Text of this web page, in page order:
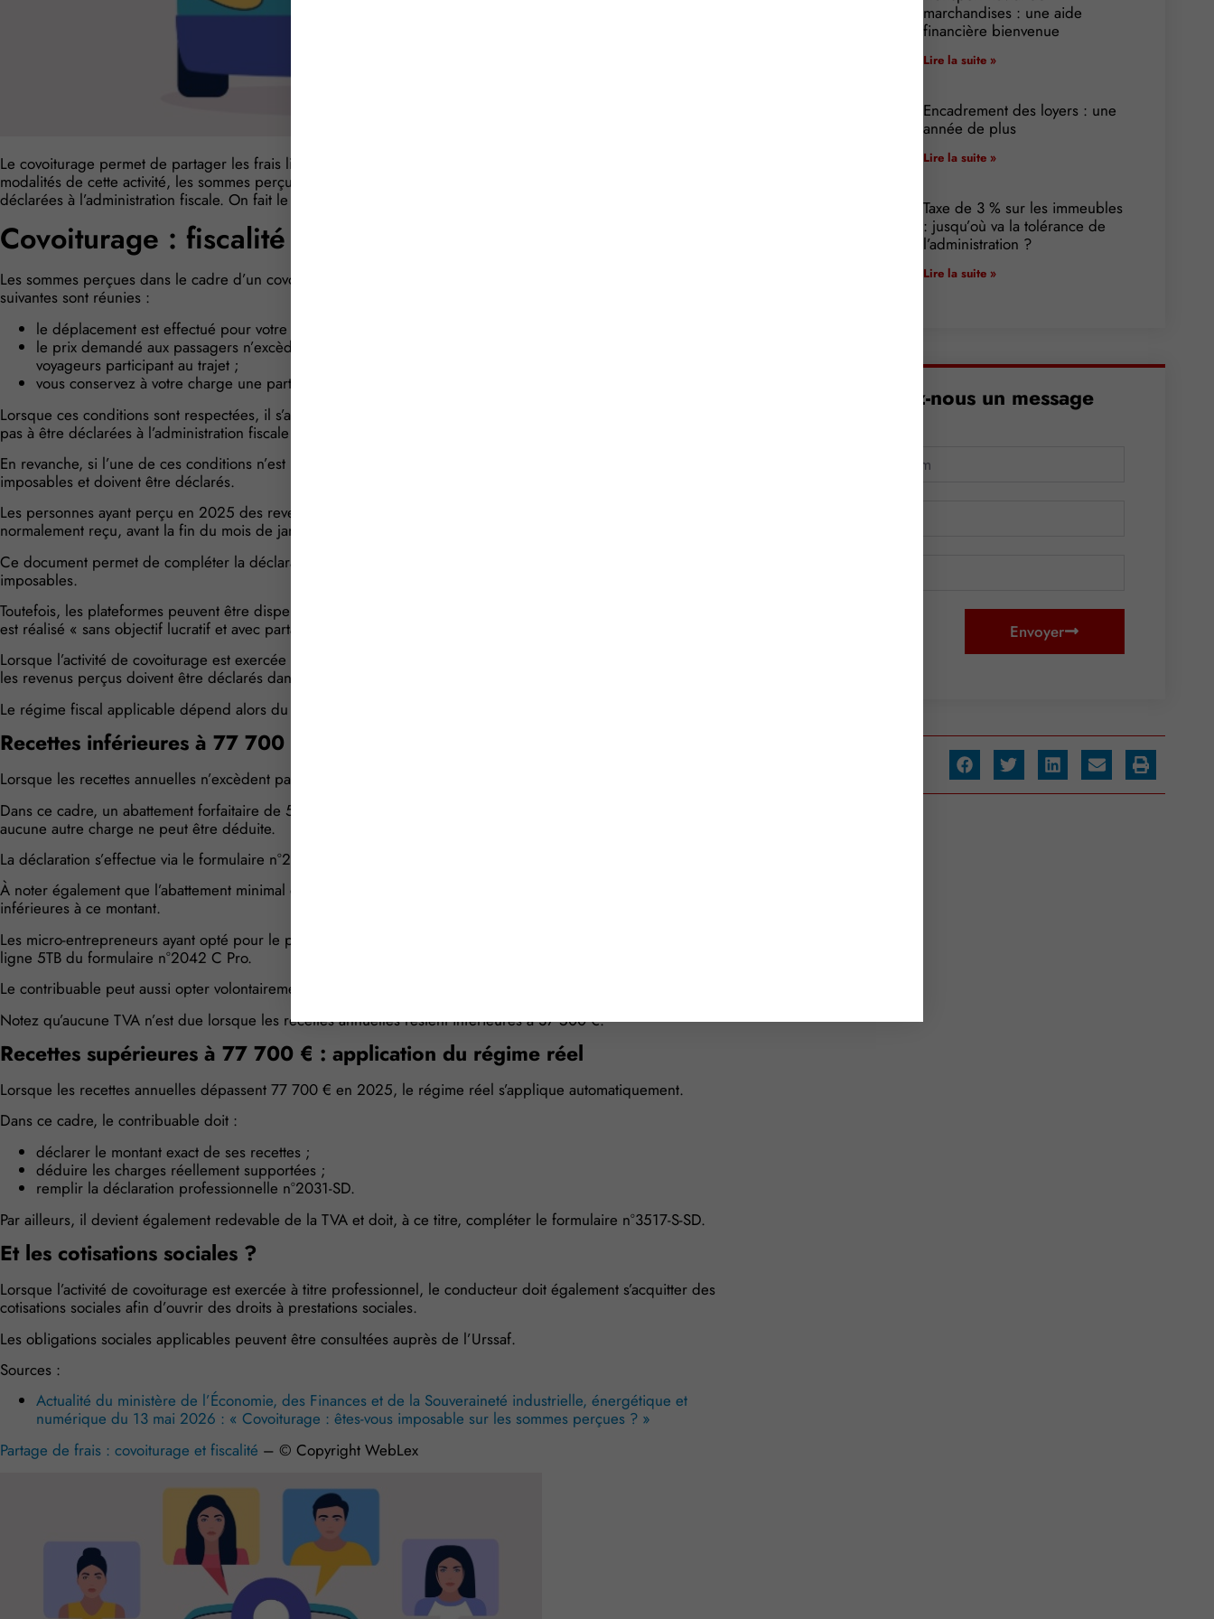
Le covoiturage permet de partager les frais liés à un trajet entre plusieurs passagers. Mais attention, selon les
modalités de cette activité, les sommes perçues peuvent, dans certains cas, être imposables et devoir être
déclarées à l’administration fiscale. On fait le point…
Covoiturage : fiscalité applicable aux sommes perçues
Les sommes perçues dans le cadre d’un covoiturage ne sont pas imposables dès lors que les 3 conditions
suivantes sont réunies :
le déplacement est effectué pour votre propre compte ;
le prix demandé aux passagers n’excède pas le barème kilométrique forfaitaire, divisé par le nombre de
voyageurs participant au trajet ;
vous conservez à votre charge une partie des frais engagés pour le trajet (carburant, péages, etc.).
Lorsque ces conditions sont respectées, il s’agit d’un simple partage de frais : les sommes perçues n’ont donc
pas à être déclarées à l’administration fiscale au titre de l’impôt sur le revenu.
En revanche, si l’une de ces conditions n’est pas remplie, les revenus tirés du covoiturage deviennent
imposables et doivent être déclarés.
Les personnes ayant perçu en 2025 des revenus issus du covoiturage via une plateforme en ligne ont
normalement reçu, avant la fin du mois de janvier 2026, un relevé récapitulatif des sommes encaissées.
Ce document permet de compléter la déclaration de revenus lorsque les sommes concernées sont
imposables.
Toutefois, les plateformes peuvent être dispensées de cette obligation déclarative lorsque le service proposé
est réalisé « sans objectif lucratif et avec partage de frais avec les bénéficiaires ».
Lorsque l’activité de covoiturage est exercée dans des conditions assimilables à une activité professionnelle,
les revenus perçus doivent être déclarés dans la catégorie des bénéfices industriels et commerciaux (BIC).
Le régime fiscal applicable dépend alors du montant des recettes annuelles.
Recettes inférieures à 77 700 € : application du régime micro-BIC
Lorsque les recettes annuelles n’excèdent pas 77 700 € en 2025, vous relevez du régime micro-BIC.
Dans ce cadre, un abattement forfaitaire de 50 % est automatiquement appliqué sur les recettes déclarées et
aucune autre charge ne peut être déduite.
La déclaration s’effectue via le formulaire n°2042 C Pro, ligne 5NP.
À noter également que l’abattement minimal étant fixé à 305 €, aucun impôt n’est dû lorsque les recettes sont
inférieures à ce montant.
Les micro-entrepreneurs ayant opté pour le prélèvement forfaitaire libératoire doivent reporter leurs recettes
ligne 5TB du formulaire n°2042 C Pro.
Le contribuable peut aussi opter volontairement pour le régime réel d’imposition.
Notez qu’aucune TVA n’est due lorsque les recettes annuelles restent inférieures à 37 500 €.
Recettes supérieures à 77 700 € : application du régime réel
Lorsque les recettes annuelles dépassent 77 700 € en 2025, le régime réel s’applique automatiquement.
Dans ce cadre, le contribuable doit :
déclarer le montant exact de ses recettes ;
déduire les charges réellement supportées ;
remplir la déclaration professionnelle n°2031-SD.
Par ailleurs, il devient également redevable de la TVA et doit, à ce titre, compléter le formulaire n°3517-S-SD.
Et les cotisations sociales ?
Lorsque l’activité de covoiturage est exercée à titre professionnel, le conducteur doit également s’acquitter des
cotisations sociales afin d’ouvrir des droits à prestations sociales.
Les obligations sociales applicables peuvent être consultées auprès de l’Urssaf.
Sources :
Actualité du ministère de l’Économie, des Finances et de la Souveraineté industrielle, énergétique et
numérique du 13 mai 2026 : « Covoiturage : êtes-vous imposable sur les sommes perçues ? »
Partage de frais : covoiturage et fiscalité – © Copyright WebLex
marchandises : une aide
financière bienvenue
Lire la suite »
Encadrement des loyers : une
année de plus
Lire la suite »
Taxe de 3 % sur les immeubles
: jusqu’où va la tolérance de
l’administration ?
Lire la suite »
Envoyez-nous un message
Envoyer